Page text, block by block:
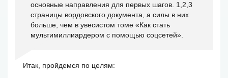
основные направления для первых шагов. 1,2,3
страницы вордовского документа, а силы в них
больше, чем в увесистом томе «Как стать
мультимиллиардером с помощью соцсетей».
Итак, пройдемся по целям: